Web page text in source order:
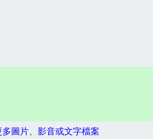
圖片、影音或文字檔案